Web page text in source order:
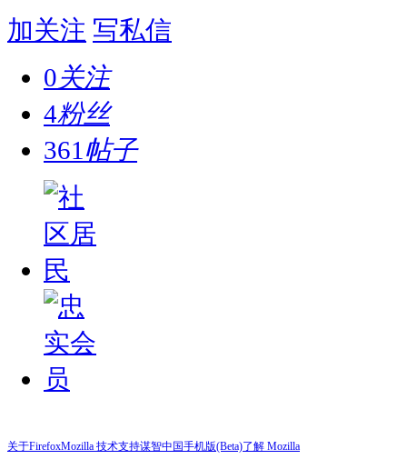
加关注 写私信
0关注
4粉丝
361 帖子
关于FirefoxMozilla 技术支持谋智中国手机版(Beta)了解 Mozilla